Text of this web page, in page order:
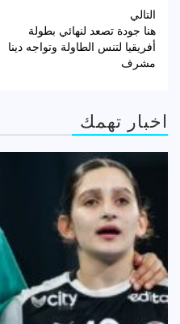
تصفّح
المقالات
التالي
هنا جودة تصعد لنهائي بطولة
أفريقيا لتنس الطاولة وتواجه دينا
مشرف
اخبار تهمك